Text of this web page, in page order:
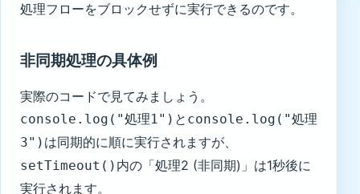
処理フローをブロックせずに実行できるのです。
非同期処理の具体例
実際のコードで見てみましょう。
console.log("処理1") と console.log("処理
3") は同期的に順に実行されますが、
setTimeout() 内の「処理2 (非同期)」は1秒後に
実行されます。